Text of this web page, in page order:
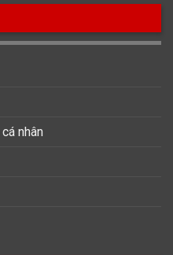
nhân